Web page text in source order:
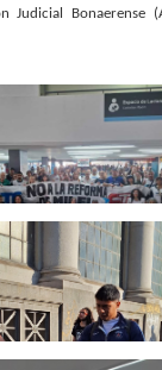
Bonaerense